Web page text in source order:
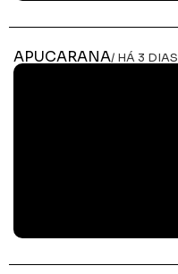
APUCARANA/ HÁ 3 DIAS